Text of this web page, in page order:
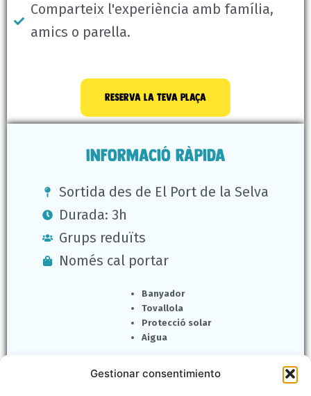
Gestionar consentimiento
Comparteix l'experiència amb família,
amics o parella.
reserva la teva plaça
Informació ràpida
Sortida des de El Port de la Selva
Durada: 3h
Grups reduïts
Només cal portar
Banyador
Tovallola
Protecció solar
Aigua